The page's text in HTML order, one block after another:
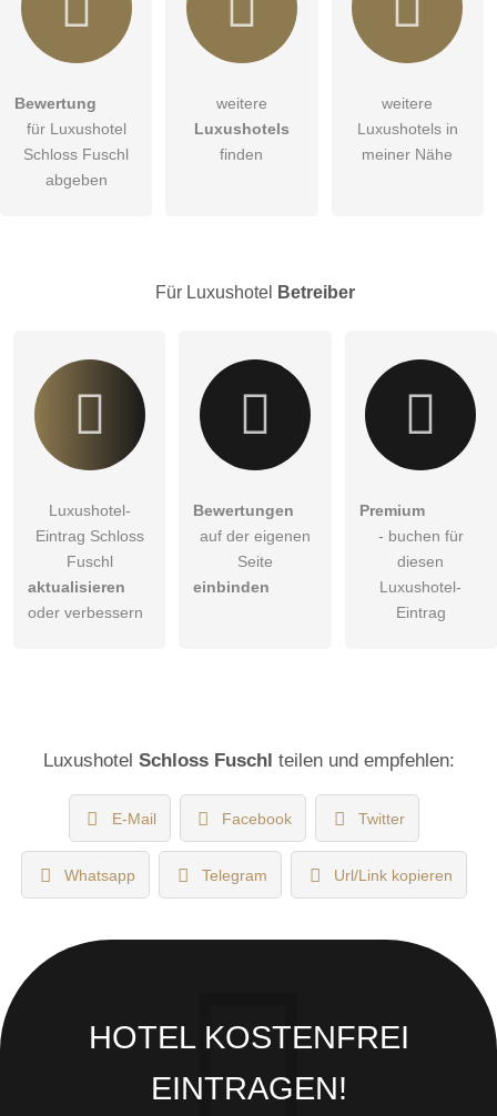
Hiermit akzeptiere ich dieAGB
DieDatenschutzerklärung habe ich zur Kenntnis genommen.
Bewertung
für Luxushotel
Schloss Fuschl
abgeben
weitere
Luxushotels
finden
weitere
Luxushotels in
meiner Nähe
Für Luxushotel Betreiber
Luxushotel-
Eintrag Schloss
Fuschl
aktualisieren
oder verbessern
Bewertungen
auf der eigenen
Seite
einbinden
Premium
- buchen für
diesen
Luxushotel-
Eintrag
Luxushotel Schloss Fuschl teilen und empfehlen:
E-Mail Facebook Twitter
Whatsapp Telegram Url/Link kopieren
HOTEL KOSTENFREI
EINTRAGEN!